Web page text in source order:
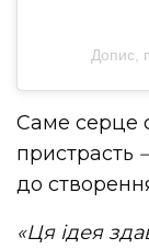
Допис,
Саме серце
пристрасть
до
«Ця ідея